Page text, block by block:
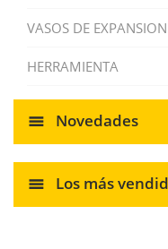
VASOS DE
HERRAMIENTA
Novedades
Los más